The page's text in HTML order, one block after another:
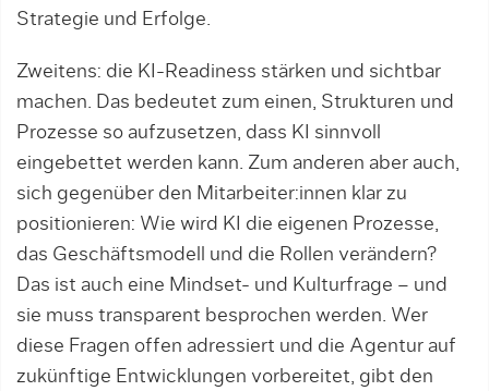
Strategie und Erfolge.
Zweitens: die KI-Readiness stärken und sichtbar
machen. Das bedeutet zum einen, Strukturen und
Prozesse so aufzusetzen, dass KI sinnvoll
eingebettet werden kann. Zum anderen aber auch,
sich gegenüber den Mitarbeiter:innen klar zu
positionieren: Wie wird KI die eigenen Prozesse,
das Geschäftsmodell und die Rollen verändern?
Das ist auch eine Mindset- und Kulturfrage – und
sie muss transparent besprochen werden. Wer
diese Fragen offen adressiert und die Agentur auf
zukünftige Entwicklungen vorbereitet, gibt den